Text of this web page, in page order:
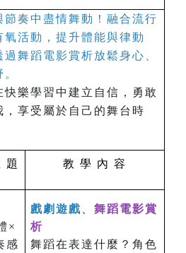
節奏中盡情舞動！融合流行
氧活動，提升體能與律動
過舞蹈電影賞析放鬆身心、
快樂學習中建立自信，勇敢
，享受屬於自己的舞台時
題 教 學 內 容
×
感
戲劇遊戲
舞蹈電影賞
析
舞蹈在表達什麼？角色